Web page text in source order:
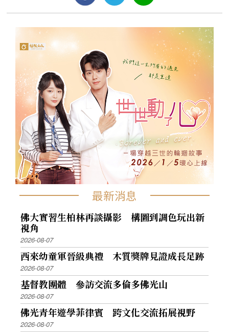
最新消息
佛大實習生柏林再談攝影 構圖到調色玩出新
視角
2026-08-07
西來幼童軍晉級典禮 木質獎牌見證成長足跡
2026-08-07
基督教團體 參訪交流多倫多佛光山
2026-08-07
佛光青年遊學菲律賓 跨文化交流拓展視野
2026-08-07